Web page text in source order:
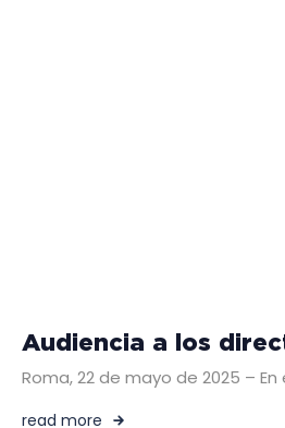
Audiencia a los
Roma, 22 de mayo de 2025 –
read more